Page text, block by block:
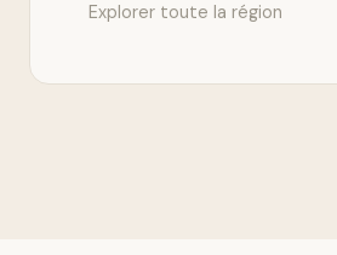
Explorer toute la région